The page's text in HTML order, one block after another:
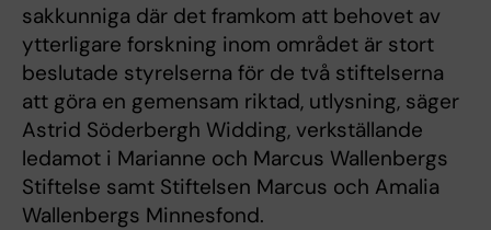
sakkunniga där det framkom att behovet av
ytterligare forskning inom området är stort
beslutade styrelserna för de två stiftelserna
att göra en gemensam riktad, utlysning, säger
Astrid Söderbergh Widding, verkställande
ledamot i Marianne och Marcus Wallenbergs
Stiftelse samt Stiftelsen Marcus och Amalia
Wallenbergs Minnesfond.